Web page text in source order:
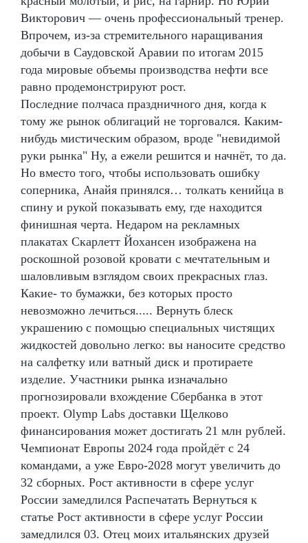
Викторович — очень профессиональный тренер.
Впрочем, из-за стремительного наращивания
добычи в Саудовской Аравии по итогам 2015
года мировые объемы производства нефти все
равно продемонстрируют рост.
Последние полчаса праздничного дня, когда к
тому же рынок облигаций не торговался. Каким-
нибудь мистическим образом, вроде "невидимой
руки рынка" Ну, а ежели решится и начнёт, то да.
Но вместо того, чтобы использовать ошибку
соперника, Анайя принялся… толкать кенийца в
спину и рукой показывать ему, где находится
финишная черта. Недаром на рекламных
плакатах Скарлетт Йохансен изображена на
роскошной розовой кровати с мечтательным и
шаловливым взглядом своих прекрасных глаз.
Какие- то бумажки, без которых просто
невозможно лечиться..... Вернуть блеск
украшению с помощью специальных чистящих
жидкостей довольно легко: вы наносите средство
на салфетку или ватный диск и протираете
изделие. Участники рынка изначально
прогнозировали вхождение Сбербанка в этот
проект. Olymp Labs доставки Щелково
финансирования может достигать 21 млн рублей.
Чемпионат Европы 2024 года пройдёт с 24
командами, а уже Евро-2028 могут увеличить до
32 сборных. Рост активности в сфере услуг
России замедлился Распечатать Вернуться к
статье Рост активности в сфере услуг России
замедлился 03. Отец моих итальянских друзей